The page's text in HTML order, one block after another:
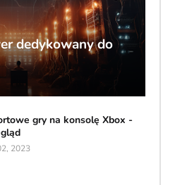
dedykowany do
gry na konsolę Xbox -
2023